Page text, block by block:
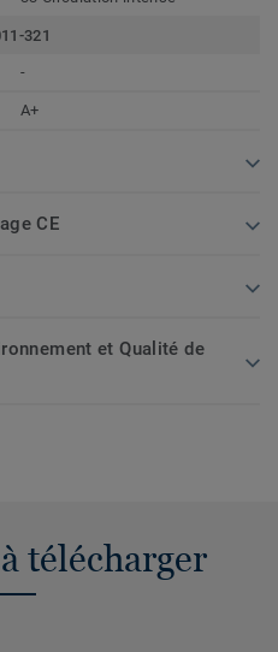
321
-
A+
CE
et Qualité de
télécharger